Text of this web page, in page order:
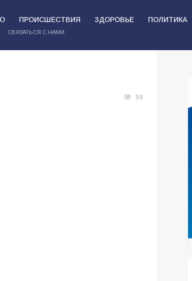
ПРОИСШЕСТВИЯ ЗДОРОВЬЕ ПОЛИТИКА
СВЯЗАТЬСЯ С НАМИ
59